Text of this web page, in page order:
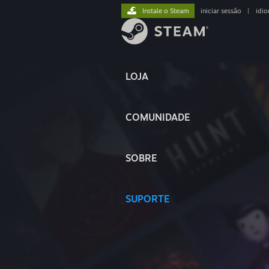
LOJA
COMUNIDADE
SOBRE
SUPORTE
Instale o Steam iniciar sessão